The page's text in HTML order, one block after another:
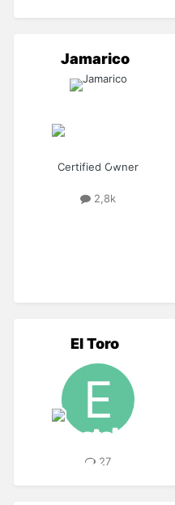
Jamarico
Certified Owner
2,8k
El Toro
27